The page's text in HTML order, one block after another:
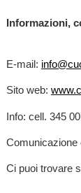
Informazioni,
E-mail:
Sito web:
Info: cell. 345
Comunicazione
Ci puoi trovare